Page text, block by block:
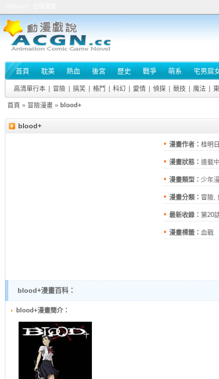
首頁 耽美 熱血 後宮 歷史 戰爭 萌系 宅男腐
高清單行本 冒險 搞笑 格鬥 科幻 愛情 偵探 競技 魔法
首頁 » 冒險漫畫 » blood+
blood+
漫畫作者： 桂明
漫畫狀態： 連載
漫畫類型： 少年
漫畫分類： 冒險,
最新收錄： 第20
漫畫標籤： 血戰
blood+漫畫百科：
blood+漫畫簡介：